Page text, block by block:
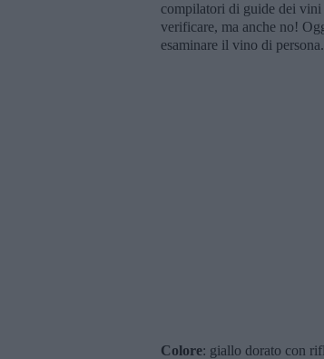
compilatori di guide dei
verificare, ma anche no!
esaminare il vino di
Colore: giallo dorato con